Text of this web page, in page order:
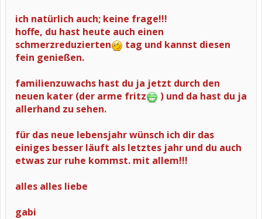
ich natürlich auch; keine frage!!!
hoffe, du hast heute auch einen
schmerzreduzierten
tag und kannst diesen
fein genießen.
familienzuwachs hast du ja jetzt durch den
neuen kater (der arme fritz
) und da hast du ja
allerhand zu sehen.
für das neue lebensjahr wünsch ich dir das
einiges besser läuft als letztes jahr und du auch
etwas zur ruhe kommst. mit allem!!!
alles alles liebe
gabi